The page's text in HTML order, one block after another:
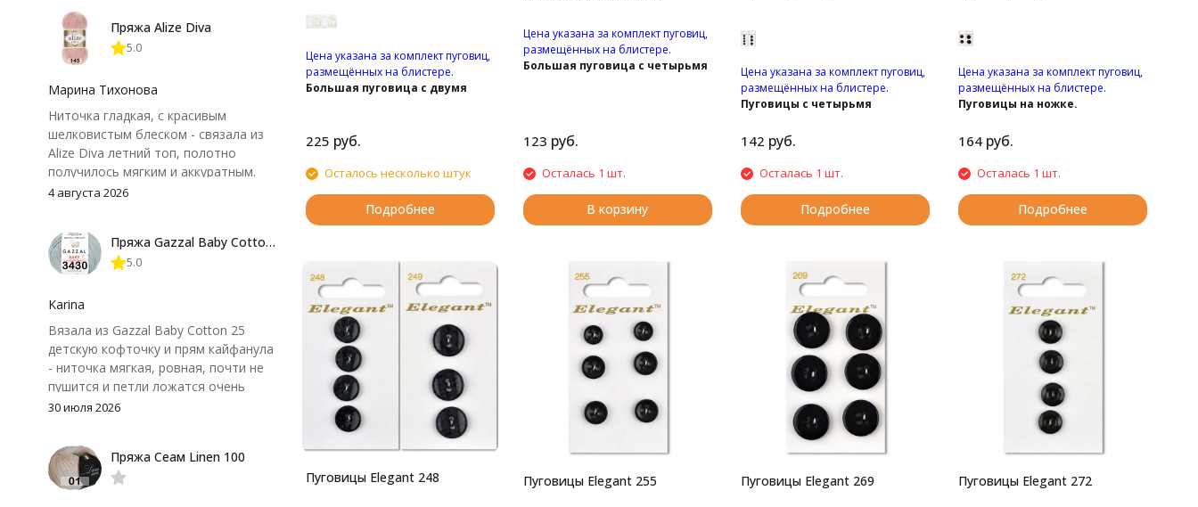
Цена указана за комплект пуговиц,
размещённых на блистере.
Большая пуговица с двумя
225 руб.
Осталось несколько штук
Подробнее
Цена указана за комплект пуговиц,
размещённых на блистере.
Большая пуговица с четырьмя
123 руб.
Осталась 1 шт.
В корзину
Цена указана за комплект пуговиц,
размещённых на блистере.
Пуговицы с четырьмя
142 руб.
Осталась 1 шт.
Подробнее
Цена указана за комплект пуговиц,
размещённых на блистере.
Пуговицы на ножке.
164 руб.
Осталась 1 шт.
Подробнее
Пуговицы Elegant 248 Пуговицы Elegant 255 Пуговицы Elegant 269 Пуговицы Elegant 272
Пряжа Alize Diva
5.0
Марина Тихонова
Ниточка гладкая, с красивым
шелковистым блеском - связала из
Alize Diva летний топ, полотно
получилось мягким и аккуратным.
Петли хорошо видны, вяжется
нюанс - пряжа немного скользит и
иногда расслаивается, пришлось
крючок поудобнее.
4 августа 2026
Пряжа Gazzal Baby Cotton 25
5.0
Karina
Вязала из Gazzal Baby Cotton 25
детскую кофточку и прям кайфанула
- ниточка мягкая, ровная, почти не
пушится и петли ложатся очень
аккуратно. После стирки полотно
потеряло, цвет тоже не стал
тусклее. Единственный нюанс -
моточки маленькие, расход лучше
30 июля 2026
Пряжа Сеам Linen 100